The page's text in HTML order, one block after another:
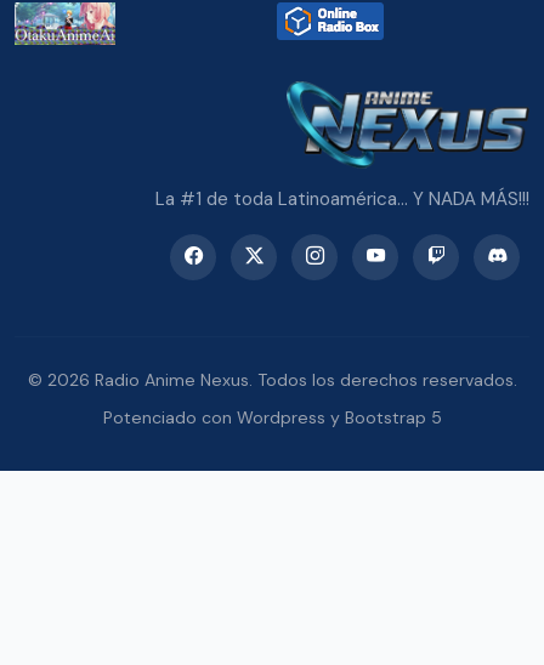
La #1 de toda Latinoamérica... Y NADA MÁS!!!
© 2026 Radio Anime Nexus. Todos los derechos reservados.
Potenciado con Wordpress y Bootstrap 5